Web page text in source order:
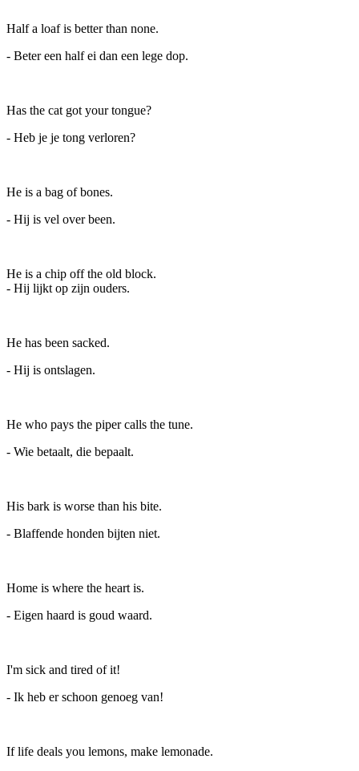
Half a loaf is better than none.
- Beter een half ei dan een lege dop.
Has the cat got your tongue?
- Heb je je tong verloren?
He is a bag of bones.
- Hij is vel over been.
He is a chip off the old block.
- Hij lijkt op zijn ouders.
He has been sacked.
- Hij is ontslagen.
He who pays the piper calls the tune.
- Wie betaalt, die bepaalt.
His bark is worse than his bite.
- Blaffende honden bijten niet.
Home is where the heart is.
- Eigen haard is goud waard.
I'm sick and tired of it!
- Ik heb er schoon genoeg van!
If life deals you lemons, make lemonade.